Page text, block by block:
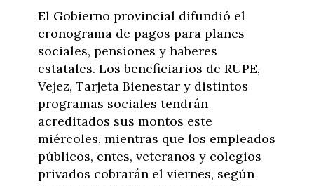
El Gobierno provincial difundió el
cronograma de pagos para planes
sociales, pensiones y haberes
estatales. Los beneficiarios de RUPE,
Vejez, Tarjeta Bienestar y distintos
programas sociales tendrán
acreditados sus montos este
miércoles, mientras que los empleados
públicos, entes, veteranos y colegios
privados cobrarán el viernes, según